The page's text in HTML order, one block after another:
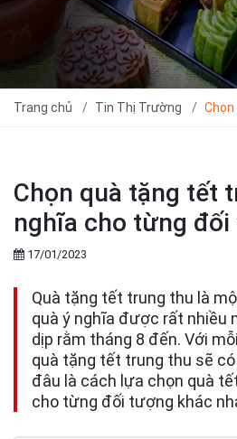
Trang chủ Tin Thị Trường
Chọn quà tặng tết
nghĩa cho từng đối
17/01/2023
Quà tặng tết trung thu là
quà ý nghĩa được rất nhiều
dịp rằm tháng 8 đến. Với
quà tặng tết trung thu sẽ
đâu là cách lựa chọn quà
cho từng đối tượng khác